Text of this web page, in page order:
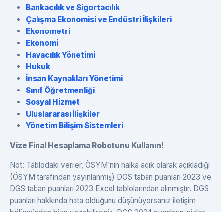
Bankacılık ve Sigortacılık
Çalışma Ekonomisi ve Endüstri İlişkileri
Ekonometri
Ekonomi
Havacılık Yönetimi
Hukuk
İnsan Kaynakları Yönetimi
Sınıf Öğretmenliği
Sosyal Hizmet
Uluslararası İlişkiler
Yönetim Bilişim Sistemleri
Vize Final Hesaplama Robotunu Kullanın!
Not: Tablodaki veriler, ÖSYM'nin halka açık olarak açıkladığı
(ÖSYM tarafından yayınlanmış) DGS taban puanları 2023 ve
DGS taban puanları 2023 Excel tablolarından alınmıştır. DGS
puanları hakkında hata olduğunu düşünüyorsanız iletişim